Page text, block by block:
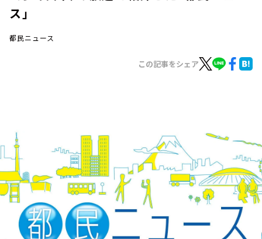
イベント・グッズ
YouTube
会社情報
ス」
都民ニュース
この記事をシェア